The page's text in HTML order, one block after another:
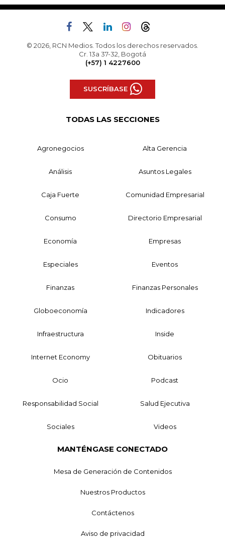
© 2026, RCN Medios. Todos los derechos reservados.
Cr. 13a 37-32, Bogotá
(+57) 1 4227600
SUSCRÍBASE
TODAS LAS SECCIONES
Agronegocios Alta Gerencia
Análisis Asuntos Legales
Caja Fuerte Comunidad Empresarial
Consumo Directorio Empresarial
Economía Empresas
Especiales Eventos
Finanzas Finanzas Personales
Globoeconomía Indicadores
Infraestructura Inside
Internet Economy Obituarios
Ocio Podcast
Responsabilidad Social Salud Ejecutiva
Sociales Videos
MANTÉNGASE CONECTADO
Mesa de Generación de Contenidos
Nuestros Productos
Contáctenos
Aviso de privacidad